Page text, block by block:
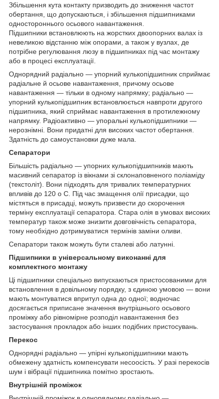
Збільшення кута контакту призводить до зниження частот
обертання, що допускаються, і збільшення підшипниками
одностороннього осьового навантаження.
Підшипники встановлюють на жорстких двоопорних валах із
невеликою відстанню між опорами, а також у вузлах, де
потрібне регулювання люзу в підшипниках під час монтажу
або в процесі експлуатації.
Однорядний радіально — упорний кулькопідшипник сприймає
радіальне й осьове навантаження, причому осьове
навантаження — тільки в одному напрямку; радіально —
упорний кулькопідшипник встановлюється навпроти другого
підшипника, який сприймає навантаження в протилежному
напрямку. Радіоактивно — упоральні кулькопідшипники —
нерознімні. Вони придатні для високих частот обертання.
Здатність до самоустановки дуже мала.
Сепаратори
Більшість радіально — упорних кулькопідшипників мають
масивний сепаратор із вікнами зі склонаповненого поліаміду
(текстоліт). Вони підходять для тривалих температурних
впливів до 120 о С. Під час змащення олії присадки, що
містяться в присадці, можуть призвести до скорочення
терміну експлуатації сепаратора. Стара олія в умовах високих
температур також може знизити довговічність сепаратора,
тому необхідно дотримуватися термінів заміни оливи.
Сепаратори також можуть бути сталеві або латунні.
Підшипники в універсальному виконанні для
комплектного монтажу
Ці підшипники спеціально випускаються пристосованими для
встановлення в довільному порядку, з єдиною умовою — вони
мають монтуватися впритул одна до одної; водночас
досягається приписане значення внутрішнього осьового
проміжку або рівномірне розподіл навантаження без
застосування прокладок або інших подібних пристосувань.
Перекос
Однорядні радіально — упірні кулькопідшипники мають
обмежену здатність компенсувати несоосість. У разі перекосів
шум і вібрації підшипника помітно зростають.
Внутрішній проміжок